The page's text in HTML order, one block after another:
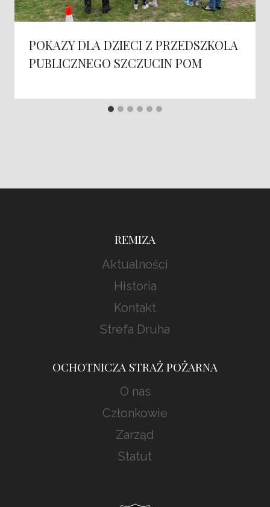
POKAZY DLA DZIECI Z PRZEDSZKOLA
PUBLICZNEGO SZCZUCIN POM
REMIZA
Aktualności
Historia
Kontakt
Strefa Druha
OCHOTNICZA STRAŻ POŻARNA
O nas
Członkowie
Zarząd
Statut